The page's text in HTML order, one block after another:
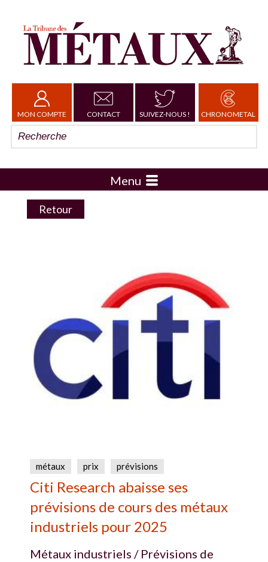
MON COMPTE CONTACT SUIVEZ-NOUS ! CHRONOMETAL
Menu
Retour
métaux prix prévisions
Citi Research abaisse ses
prévisions de cours des métaux
industriels pour 2025
Métaux industriels / Prévisions de